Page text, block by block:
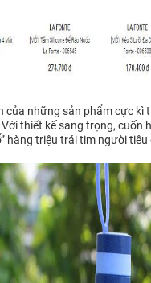
của những sản phẩm cực kì
thiết kế sang trọng, cuốn
hàng triệu trái tim người tiêu